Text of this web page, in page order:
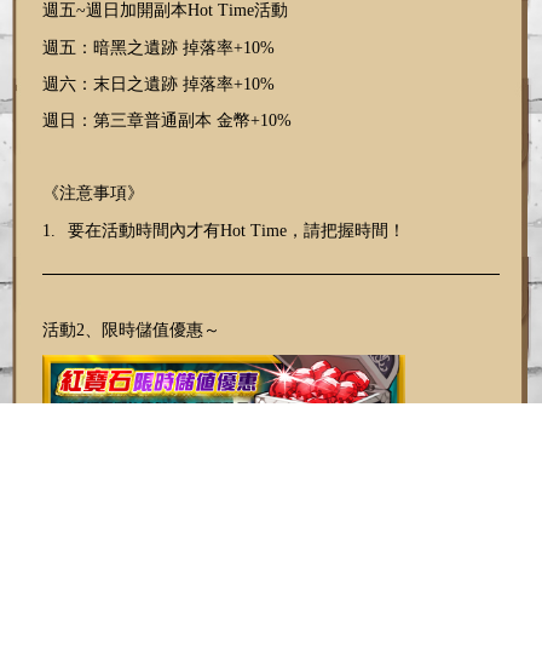
週五~週日加開副本Hot Time活動
週五：暗黑之遺跡 掉落率+10%
週六：末日之遺跡 掉落率+10%
週日：第三章普通副本 金幣+10%
《注意事項》
1. 要在活動時間內才有Hot Time ，請把握時間！
活動2 、限時儲值優惠～